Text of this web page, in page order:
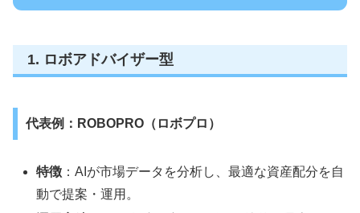
1. ロボアドバイザー型
代表例：ROBOPRO（ロボプロ）
特徴 ：AIが市場データを分析し、最適な資産配分を自
動で提案・運用。